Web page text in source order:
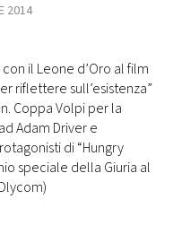
2014
il Leone d’Oro al film
riflettere sull’esistenza”
Coppa Volpi per la
Adam Driver e
di “Hungry
speciale della Giuria al